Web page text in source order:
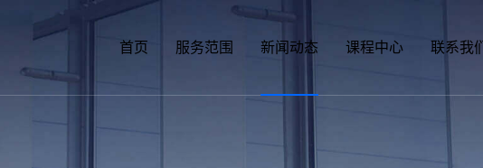
首页 服务范围 新闻动态 课程中心 联系我们